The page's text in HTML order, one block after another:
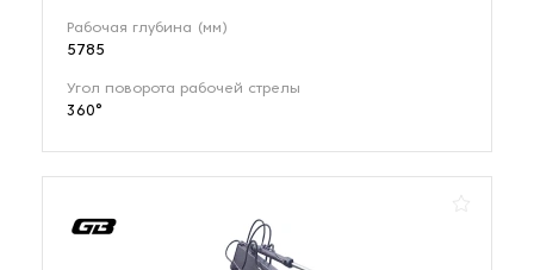
Роторные дробилки
74 наименования
2 наименования
Рабочая глубина (мм)
5785
Угол поворота рабочей стрелы
360°